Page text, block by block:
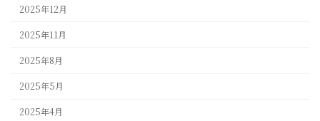
2025年12月
2025年11月
2025年8月
2025年5月
2025年4月